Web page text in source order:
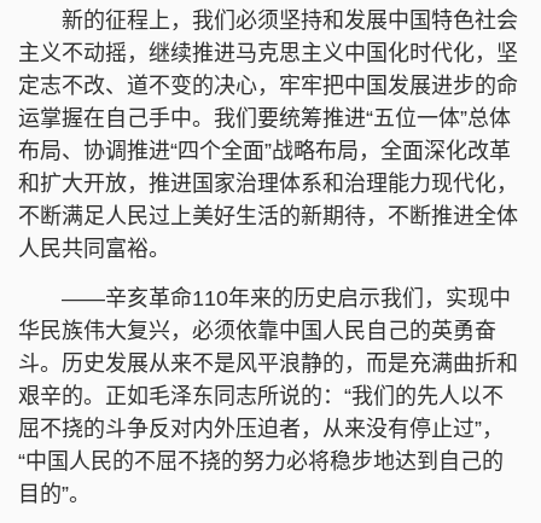
新的征程上，我们必须坚持和发展中国特色社会
主义不动摇，继续推进马克思主义中国化时代化，坚
定志不改、道不变的决心，牢牢把中国发展进步的命
运掌握在自己手中。我们要统筹推进“五位一体”总体
布局、协调推进“四个全面”战略布局，全面深化改革
和扩大开放，推进国家治理体系和治理能力现代化，
不断满足人民过上美好生活的新期待，不断推进全体
人民共同富裕。
——辛亥革命110年来的历史启示我们，实现中
华民族伟大复兴，必须依靠中国人民自己的英勇奋
斗。历史发展从来不是风平浪静的，而是充满曲折和
艰辛的。正如毛泽东同志所说的：“我们的先人以不
屈不挠的斗争反对内外压迫者，从来没有停止过”，
“中国人民的不屈不挠的努力必将稳步地达到自己的
目的”。